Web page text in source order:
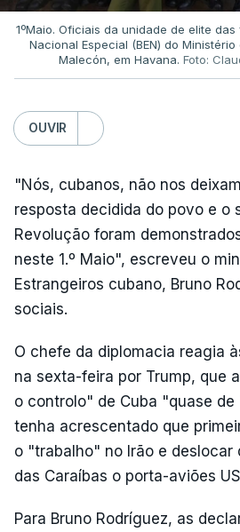
1ºMaio. Oficiais da unidade de elite
Nacional Especial (BEN) do
Malecón, em Havana. Foto:
OUVIR
"Nós, cubanos, não nos
resposta decidida do povo e o
Revolução foram
neste 1.º Maio", escreveu o
Estrangeiros cubano, Bruno
sociais.
O chefe da diplomacia reagia
na sexta-feira por Trump, que
o controlo" de Cuba "quase de
tenha acrescentado que
o "trabalho" no Irão e deslocar
das Caraíbas o porta-aviões
Para Bruno Rodríguez, as